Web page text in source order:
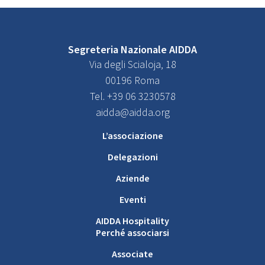
Segreteria Nazionale AIDDA
Via degli Scialoja, 18
00196 Roma
Tel. +39 06 3230578
aidda@aidda.org
L’associazione
Delegazioni
Aziende
Eventi
AIDDA Hospitality
Perché associarsi
Associate